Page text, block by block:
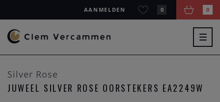
AANMELDEN 0 0
Silver Rose
JUWEEL SILVER ROSE OORSTEKERS EA2249W